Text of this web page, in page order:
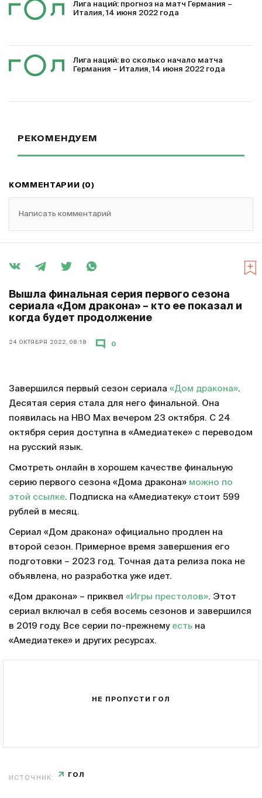
Лига наций: прогноз на матч Германия –
Италия, 14 июня 2022 года
Лига наций: во сколько начало матча
Германия – Италия, 14 июня 2022 года
РЕКОМЕНДУЕМ
КОММЕНТАРИИ (0)
Написать комментарий
Вышла финальная серия первого сезона
сериала «Дом дракона» – кто ее показал и
когда будет продолжение
24 ОКТЯБРЯ 2022, 08:18 0
Завершился первый сезон сериала «Дом дракона».
Десятая серия стала для него финальной. Она
появилась на HBO Max вечером 23 октября. С 24
октября серия доступна в «Амедиатеке» с переводом
на русский язык.
Смотреть онлайн в хорошем качестве финальную
серию первого сезона «Дома дракона» можно по
этой ссылке. Подписка на «Амедиатеку» стоит 599
рублей в месяц.
Сериал «Дом дракона» официально продлен на
второй сезон. Примерное время завершения его
подготовки – 2023 год. Точная дата релиза пока не
объявлена, но разработка уже идет.
«Дом дракона» – приквел «Игры престолов». Этот
сериал включал в себя восемь сезонов и завершился
в 2019 году. Все серии по-прежнему есть на
«Амедиатеке» и других ресурсах.
НЕ ПРОПУСТИ ГОЛ
ИСТОЧНИК: ГОЛ